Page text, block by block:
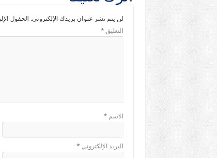
لن يتم نشر عنوان بريدك الإلكتروني. الحقول
التعليق*
الاسم*
البريد الإلكتروني*